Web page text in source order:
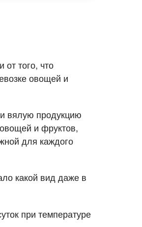
того, что
овощей и
вялую продукцию
и фруктов,
для каждого
какой вид даже в
при температуре